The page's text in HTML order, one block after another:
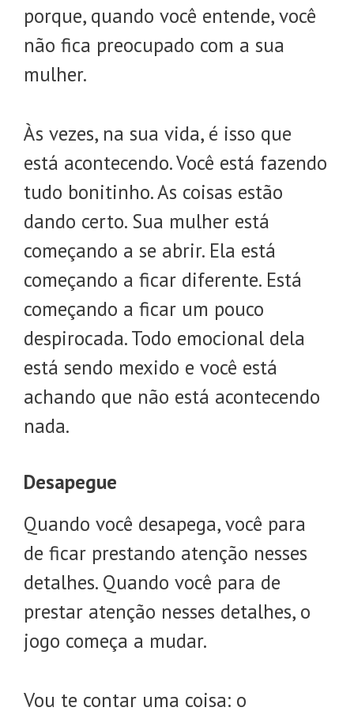
porque, quando você entende, você
não fica preocupado com a sua
mulher.
Às vezes, na sua vida, é isso que
está acontecendo. Você está fazendo
tudo bonitinho. As coisas estão
dando certo. Sua mulher está
começando a se abrir. Ela está
começando a ficar diferente. Está
começando a ficar um pouco
despirocada. Todo emocional dela
está sendo mexido e você está
achando que não está acontecendo
nada.
Desapegue
Quando você desapega, você para
de ficar prestando atenção nesses
detalhes. Quando você para de
prestar atenção nesses detalhes, o
jogo começa a mudar.
Vou te contar uma coisa: o